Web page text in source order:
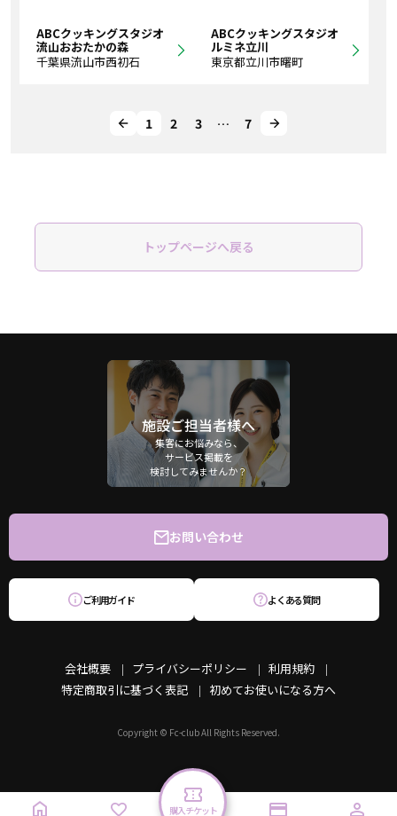
ABCクッキングスタジオ
流山おおたかの森
千葉県流山市西初石
ABCクッキングスタジオ
ルミネ立川
東京都立川市曙町
1 2 3 … 7
トップページへ戻る
施設ご担当者様へ
集客にお悩みなら、
サービス掲載を
検討してみませんか？
会社概要 プライバシーポリシー
利用規約
特定商取引に基づく表記
初めてお使いになる方へ
お問い合わせ
ご利用ガイド よくある質問
Copyright © Fc-club All Rights Reserved.
購入チケット